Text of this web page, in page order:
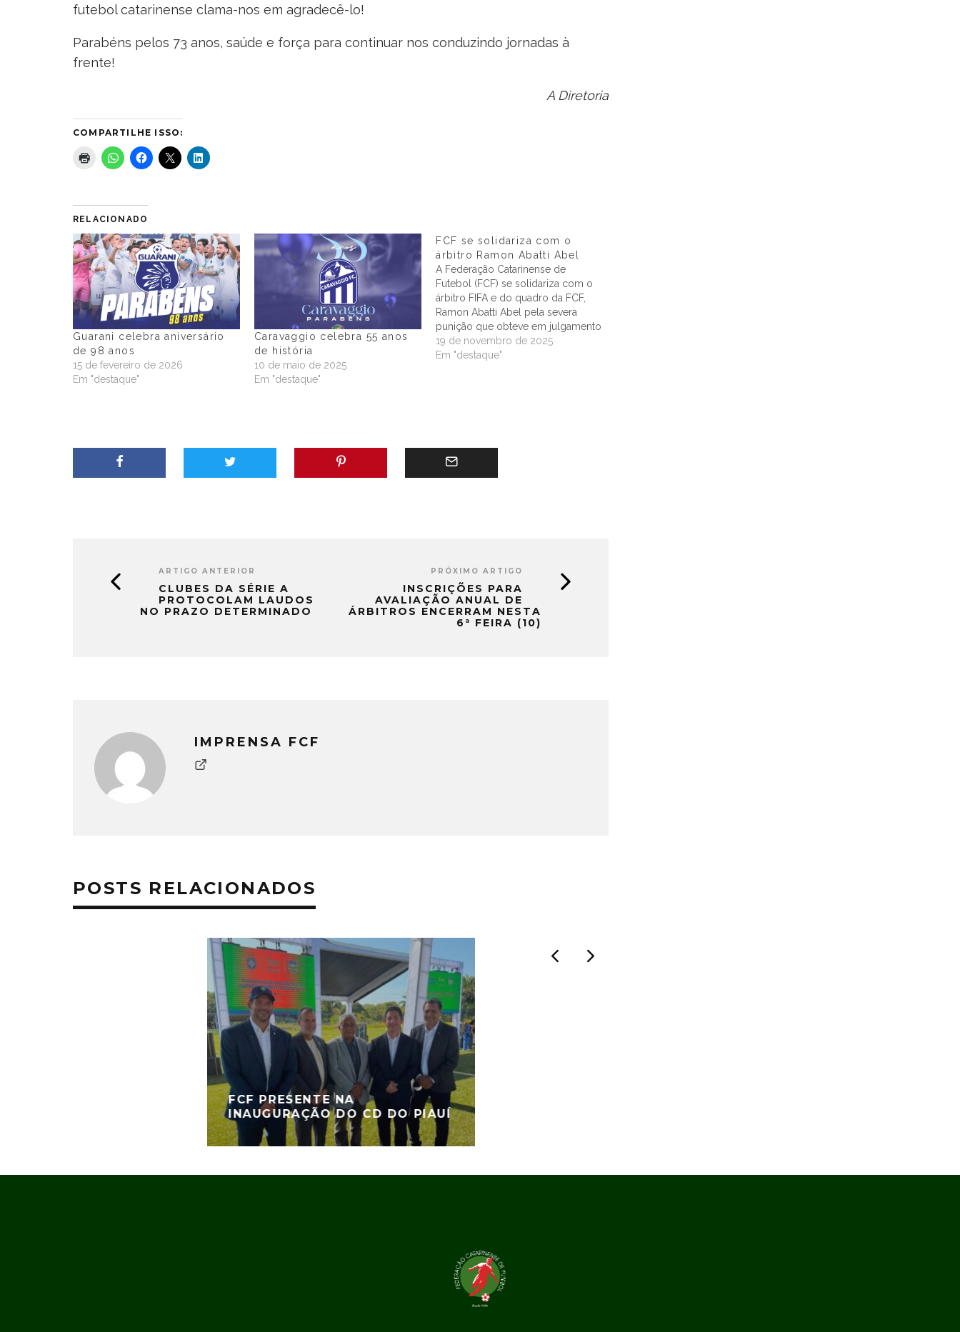
futebol catarinense clama-nos em agradecê-lo!
Parabéns pelos 73 anos, saúde e força para continuar nos conduzindo jornadas à
frente!
A Diretoria
COMPARTILHE ISSO:
RELACIONADO
Guarani celebra aniversário
de 98 anos
15 de fevereiro de 2026
Em "destaque"
Caravaggio celebra 55 anos
de história
10 de maio de 2025
Em "destaque"
FCF se solidariza com o
árbitro Ramon Abatti Abel
A Federação Catarinense de
Futebol (FCF) se solidariza com o
árbitro FIFA e do quadro da FCF,
Ramon Abatti Abel pela severa
punição que obteve em julgamento
realizado nesta quarta-feira (19/11).
A punição foi desproporcional a um
19 de novembro de 2025
Em "destaque"
ARTIGO ANTERIOR
CLUBES DA SÉRIE A
PROTOCOLAM LAUDOS
NO PRAZO DETERMINADO
PRÓXIMO ARTIGO
INSCRIÇÕES PARA
AVALIAÇÃO ANUAL DE
ÁRBITROS ENCERRAM NESTA
6ª FEIRA (10)
IMPRENSA FCF
POSTS RELACIONADOS
FCF PRESENTE NA
INAUGURAÇÃO DO CD DO PIAUÍ